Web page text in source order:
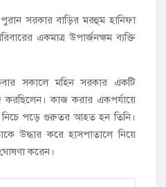
সরকার বাড়ির মরহুম হানিফা
একমাত্র উপার্জনক্ষম ব্যক্তি
সকালে মহিন সরকার একটি
করছিলেন। কাজ করার একপর্যায়ে
পড়ে গুরুতর আহত হন তিনি।
উদ্ধার করে হাসপাতালে নিয়ে
করেন।